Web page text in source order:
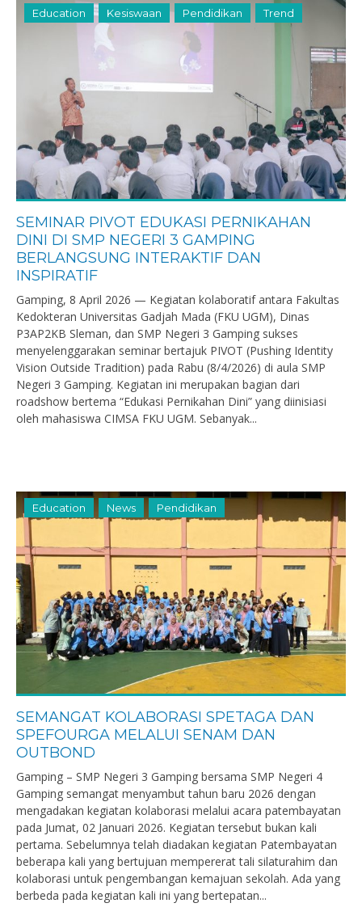
Education Kesiswaan Pendidikan Trend
SEMINAR PIVOT EDUKASI PERNIKAHAN
DINI DI SMP NEGERI 3 GAMPING
BERLANGSUNG INTERAKTIF DAN
INSPIRATIF
Gamping, 8 April 2026 — Kegiatan kolaboratif antara Fakultas
Kedokteran Universitas Gadjah Mada (FKU UGM), Dinas
P3AP2KB Sleman, dan SMP Negeri 3 Gamping sukses
menyelenggarakan seminar bertajuk PIVOT (Pushing Identity
Vision Outside Tradition) pada Rabu (8/4/2026) di aula SMP
Negeri 3 Gamping. Kegiatan ini merupakan bagian dari
roadshow bertema “Edukasi Pernikahan Dini” yang diinisiasi
oleh mahasiswa CIMSA FKU UGM. Sebanyak...
Education News Pendidikan
SEMANGAT KOLABORASI SPETAGA DAN
SPEFOURGA MELALUI SENAM DAN
OUTBOND
Gamping – SMP Negeri 3 Gamping bersama SMP Negeri 4
Gamping semangat menyambut tahun baru 2026 dengan
mengadakan kegiatan kolaborasi melalui acara patembayatan
pada Jumat, 02 Januari 2026. Kegiatan tersebut bukan kali
pertama. Sebelumnya telah diadakan kegiatan Patembayatan
beberapa kali yang bertujuan mempererat tali silaturahim dan
kolaborasi untuk pengembangan kemajuan sekolah. Ada yang
berbeda pada kegiatan kali ini yang bertepatan...